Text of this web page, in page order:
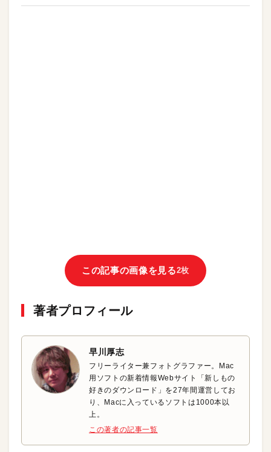
この記事の画像を見る2枚
著者プロフィール
早川厚志
フリーライター兼フォトグラファー。Mac
用ソフトの新着情報Webサイト「新しもの
好きのダウンロード」を27年間運営してお
り、Macに入っているソフトは1000本以
上。
この著者の記事一覧